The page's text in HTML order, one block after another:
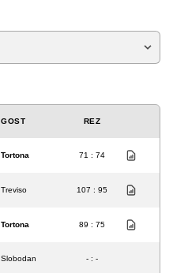
GOST REZ
Tortona 71 : 74
Treviso 107 : 95
Tortona 89 : 75
Slobodan - : -